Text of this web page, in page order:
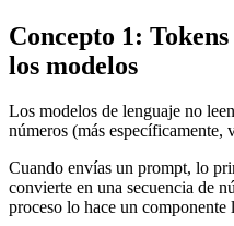
Concepto 1:
los modelos
Los modelos de lenguaje no
números (más específicamente,
Cuando envías un prompt, lo
convierte en una secuencia de
proceso lo hace un componente